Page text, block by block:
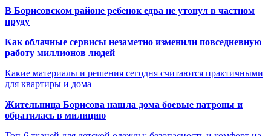
В Борисовском районе ребенок едва не утонул в частном
пруду
Как облачные сервисы незаметно изменили повседневную
работу миллионов людей
Какие материалы и решения сегодня считаются практичными
для квартиры и дома
Жительница Борисова нашла дома боевые патроны и
обратилась в милицию